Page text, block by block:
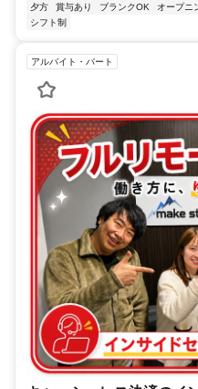
夕方
賞与あり ブランクOK オープニ
シフト制
アルバイト・パート